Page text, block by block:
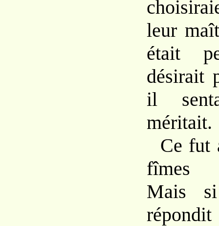
leur
était
désirait
il
méritait.
Ce fut
Mais
répondit